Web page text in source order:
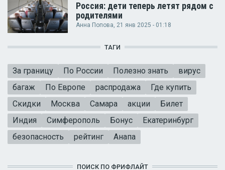
Россия: дети теперь летят рядом с
родителями
Анна Попова, 21 янв 2025 - 01:18
ТАГИ
За границу По России Полезно знать
вирус
багаж
По Европе распродажа
Где купить
Скидки
Москва Самара акции
Билет
Индия
Симферополь Бонус
Екатеринбург
безопасность
рейтинг Анапа
ПОИСК ПО ФРИФЛАЙТ